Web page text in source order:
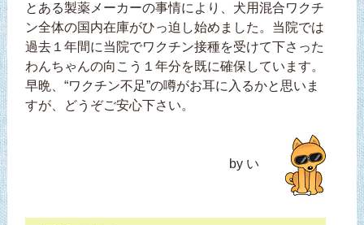
とある製薬メーカーの事情により、犬用混合ワクチ
ン全体の国内在庫がひっ迫し始めました。当院では
過去１年間に当院でワクチン接種を受けて下さった
わんちゃんの向こう１年分を既に確保しています。
早晩、“ワクチン不足”の噂がお耳に入るかと思いま
すが、どうぞご安心下さい。
by い